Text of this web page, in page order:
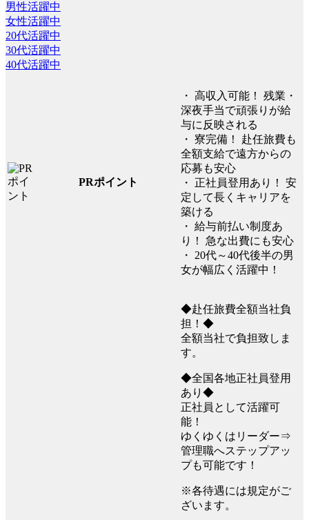
男性活躍中
女性活躍中
20代活躍中
30代活躍中
40代活躍中
PRポイント
・ 高収入可能！ 残業・
深夜手当で頑張りが給
与に反映される
・ 寮完備！ 赴任旅費も
全額支給で遠方からの
応募も安心
・ 正社員登用あり！ 安
定して長くキャリアを
築ける
・ 給与前払い制度あ
り！ 急な出費にも安心
・ 20代～40代後半の男
女が幅広く活躍中！
◆赴任旅費全額当社負
担！◆
全額当社で負担致しま
す。
◆全国各地正社員登用
あり◆
正社員として活躍可
能！
ゆくゆくはリーダー⇒
管理職へステップアッ
プも可能です！
※各待遇には規定がご
ざいます。